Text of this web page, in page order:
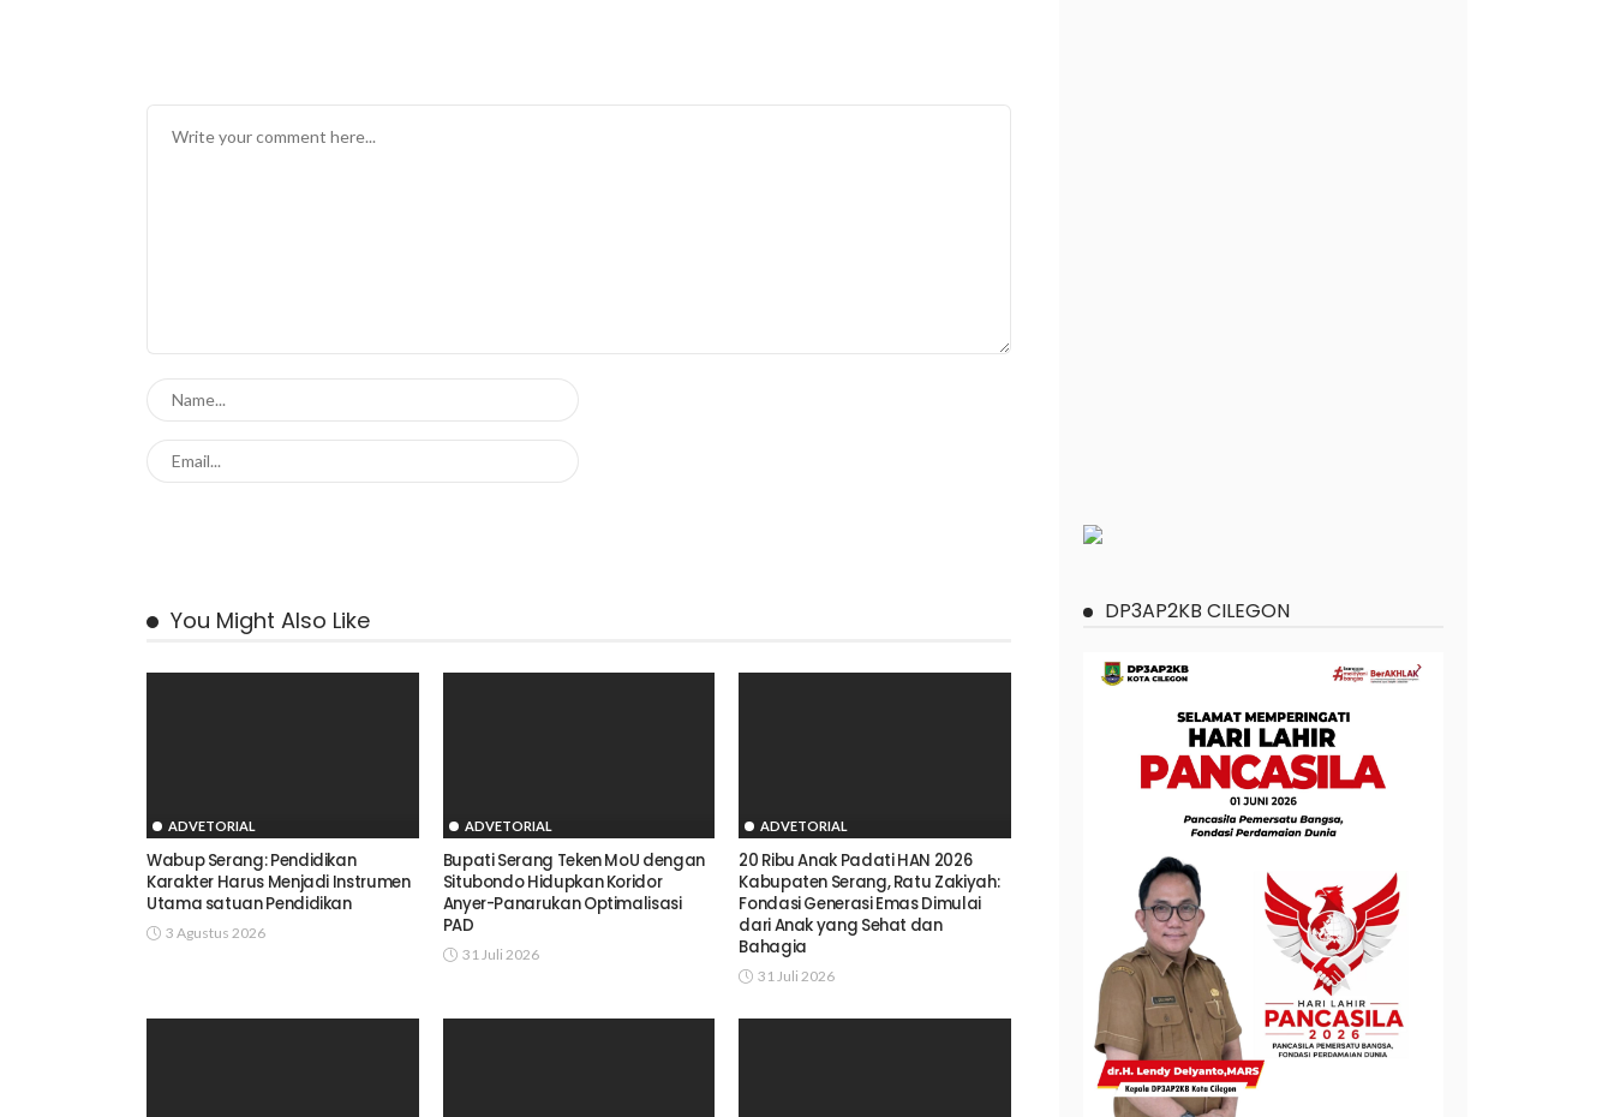
You Might Also Like
ADVETORIAL
Wabup Serang: Pendidikan
Karakter Harus Menjadi Instrumen
Utama satuan Pendidikan
3 Agustus 2026
ADVETORIAL
Bupati Serang Teken MoU dengan
Situbondo Hidupkan Koridor
Anyer-Panarukan Optimalisasi
PAD
31 Juli 2026
ADVETORIAL
20 Ribu Anak Padati HAN 2026
Kabupaten Serang, Ratu Zakiyah:
Fondasi Generasi Emas Dimulai
dari Anak yang Sehat dan
Bahagia
31 Juli 2026
DP3AP2KB CILEGON